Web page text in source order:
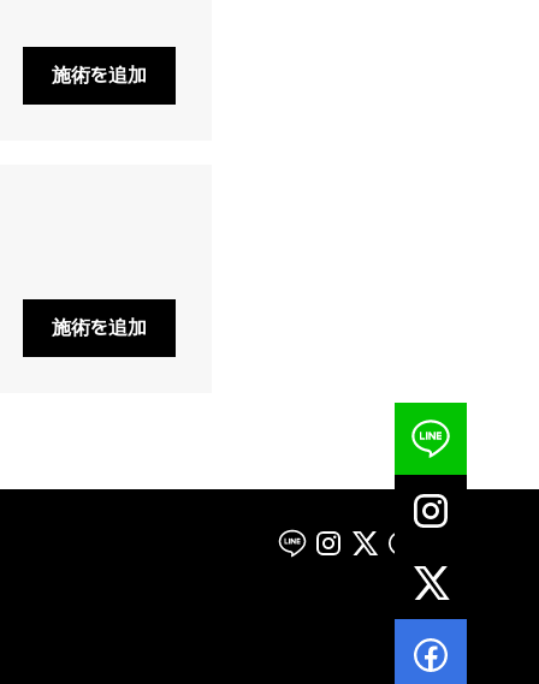
施術を追加
施術を追加